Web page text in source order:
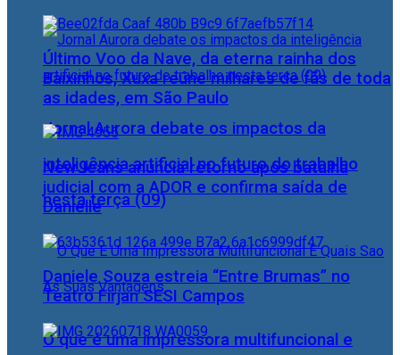
Jornal Aurora debate os impactos da
inteligência artificial no futuro do trabalho
nesta terça (09)
O que é uma impressora multifuncional e
Último Voo da Nave, da eterna rainha dos
Baixinhos, Xuxa reúne milhares de fãs de toda
as idades, em São Paulo
NewJeans anuncia retorno após batalha
judicial com a ADOR e confirma saída de
Danielle
Daniele Souza estreia “Entre Brumas” no
Teatro Firjan SESI Campos